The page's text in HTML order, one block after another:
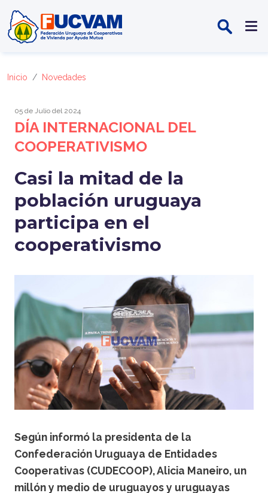
Inicio Novedades
05 de Julio del 2024
DÍA INTERNACIONAL DEL
COOPERATIVISMO
Casi la mitad de la
población uruguaya
participa en el
cooperativismo
Según informó la presidenta de la
Confederación Uruguaya de Entidades
Cooperativas (CUDECOOP), Alicia Maneiro, un
millón y medio de uruguayos y uruguayas